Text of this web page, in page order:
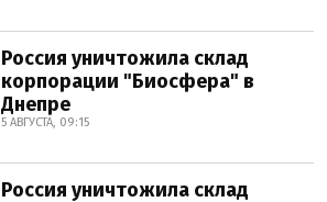
Россия уничтожила склад
корпорации "Биосфера" в
Днепре
5 АВГУСТА, 09:15
Россия уничтожила склад